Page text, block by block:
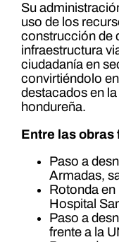
Su
uso de los
construcción de
infraestructura
ciudadanía en
convirtiéndolo
destacados en
hondureña.
Entre las
Paso a
Armadas,
Rotonda en
Hospital
Paso a
frente a la